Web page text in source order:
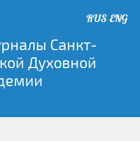
RUS ENG
Санкт-
Духовной